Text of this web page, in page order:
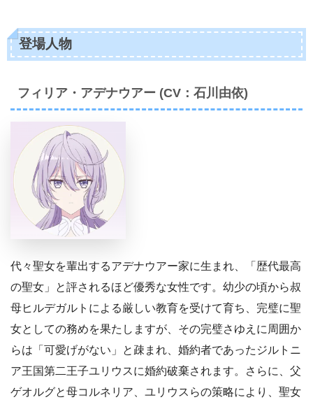
登場人物
フィリア・アデナウアー (CV：石川由依)
代々聖女を輩出するアデナウアー家に生まれ、「歴代最高
の聖女」と評されるほど優秀な女性です。幼少の頃から叔
母ヒルデガルトによる厳しい教育を受けて育ち、完璧に聖
女としての務めを果たしますが、その完璧さゆえに周囲か
らは「可愛げがない」と疎まれ、婚約者であったジルトニ
ア王国第二王子ユリウスに婚約破棄されます。さらに、父
ゲオルグと母コルネリア、ユリウスらの策略により、聖女